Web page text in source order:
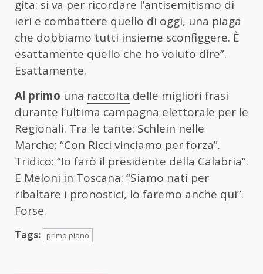
gita: si va per ricordare l’antisemitismo di
ieri e combattere quello di oggi, una piaga
che dobbiamo tutti insieme sconfiggere. È
esattamente quello che ho voluto dire”.
Esattamente.
Al primo una raccolta delle migliori frasi
durante l’ultima campagna elettorale per le
Regionali. Tra le tante: Schlein nelle
Marche: “Con Ricci vinciamo per forza”.
Tridico: “Io farò il presidente della Calabria”.
E Meloni in Toscana: “Siamo nati per
ribaltare i pronostici, lo faremo anche qui”.
Forse.
Tags: primo piano